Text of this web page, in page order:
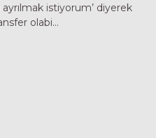
istiyorum’ diyerek
olabi...